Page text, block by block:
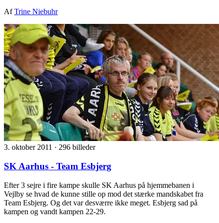
AfTrine Niebuhr
3. oktober 2011 · 296 billeder
SK Aarhus - Team Esbjerg
Efter 3 sejre i fire kampe skulle SK Aarhus på hjemmebanen i
Vejlby se hvad de kunne stille op mod det stærke mandskabet fra
Team Esbjerg. Og det var desværre ikke meget. Esbjerg sad på
kampen og vandt kampen 22-29.